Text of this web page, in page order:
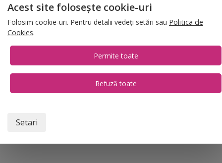
© 2026 Folina.ro | All Rights Reserved. Folina.ro | Designed by Artvertising
• Termene și condiții•Gestionează preferințe cookies
T:+4 0754.069.667
Acest site folosește cookie-uri
Folosim cookie-uri. Pentru detalii vedeți setări sau Politica de
Cookies.
Permite toate
Refuză toate
Setari